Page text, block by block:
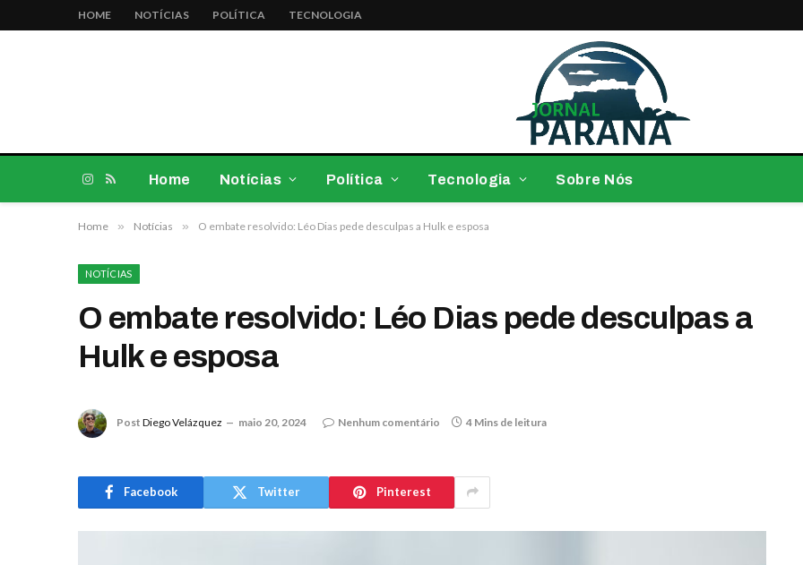
HOME NOTÍCIAS POLÍTICA TECNOLOGIA
Instagram
RSS
Home Notícias Política Tecnologia Sobre Nós
Home » Notícias » O embate resolvido: Léo Dias pede desculpas a Hulk e esposa
NOTÍCIAS
O embate resolvido: Léo Dias pede desculpas a
Hulk e esposa
Post Diego Velázquez maio 20, 2024 Nenhum comentário 4 Mins de leitura
Facebook Twitter Pinterest